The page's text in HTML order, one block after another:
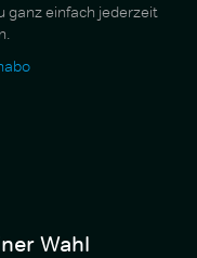
ganz einfach jederzeit
Wahl